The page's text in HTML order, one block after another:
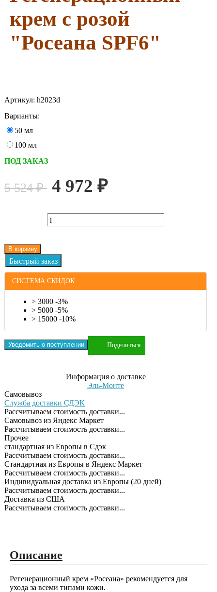
крем с розой
"Росеана SPF6"
Артикул: h2023d
Варианты:
50 мл
100 мл
ПОД ЗАКАЗ
5 524₽ 4 972 ₽
В корзину
СИСТЕМА СКИДОК
> 3000 -3%
> 5000 -5%
> 15000 -10%
Уведомить о поступлении Поделиться
Информация о доставке
Эль-Монте
Самовывоз
Служба доставки СДЭК
Рассчитываем стоимость доставки...
Самовывоз из Яндекс Маркет
Рассчитываем стоимость доставки...
Прочее
cтандартная из Европы в Сдэк
Рассчитываем стоимость доставки...
Стандартная из Европы в Яндекс Маркет
Рассчитываем стоимость доставки...
Индивидуальная доставка из Европы (20 дней)
Рассчитываем стоимость доставки...
Доставка из США
Рассчитываем стоимость доставки...
Описание
Регенерационный крем «Росеана» рекомендуется для
ухода за всеми типами кожи.